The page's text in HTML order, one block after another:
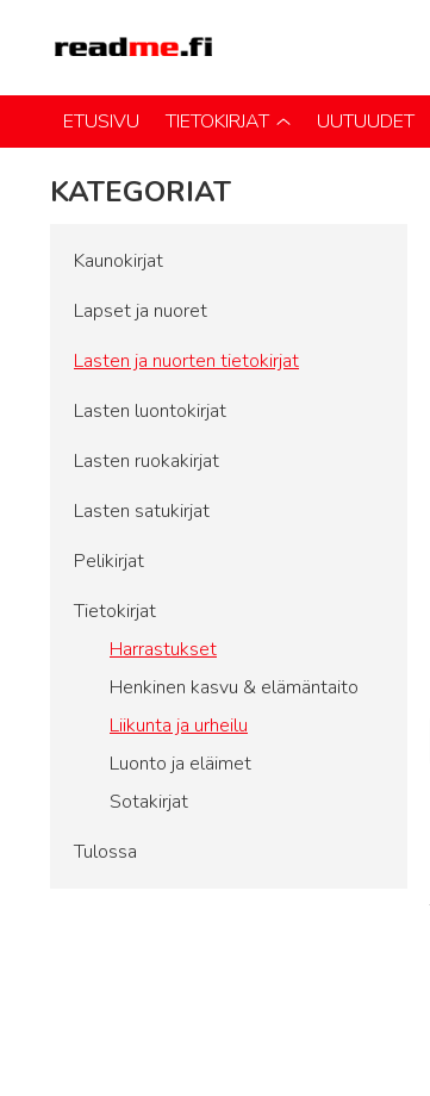
ETUSIVU TIETOKIRJAT UUTUUDET
KATEGORIAT
Kaunokirjat
Lapset ja nuoret
Lasten ja nuorten tietokirjat
Lasten luontokirjat
Lasten ruokakirjat
Lasten satukirjat
Pelikirjat
Tietokirjat
Harrastukset
Henkinen kasvu & elämäntaito
Liikunta ja urheilu
Luonto ja eläimet
Sotakirjat
Tulossa